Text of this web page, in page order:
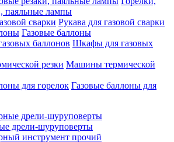
паяльные лампы
Рукава для газовой сварки
Газовые баллоны
Шкафы для газовых
Машины термической
Газовые баллоны для
дрели-шуруповерты